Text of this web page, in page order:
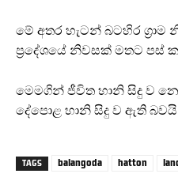
මේ අතර හැටන් බටහිර ග්‍රාම
ප්‍රදේශයේ නිවසක් මතට පස්
මෙමගින් ජීවිත හානි සිදු ව
දේපොළ හානි සිදු ව ඇති බවයි
TAGS balangoda hatton